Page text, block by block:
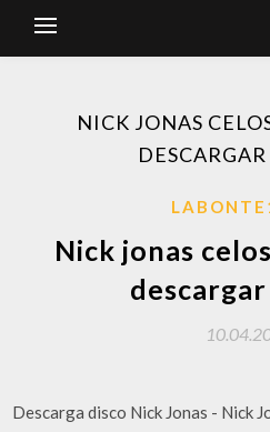
NICK JONAS
Nick jonas
Descarga disco Nick Jonas - Nick